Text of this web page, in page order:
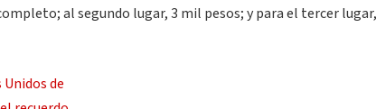
al segundo lugar, 3 mil pesos; y para el tercer